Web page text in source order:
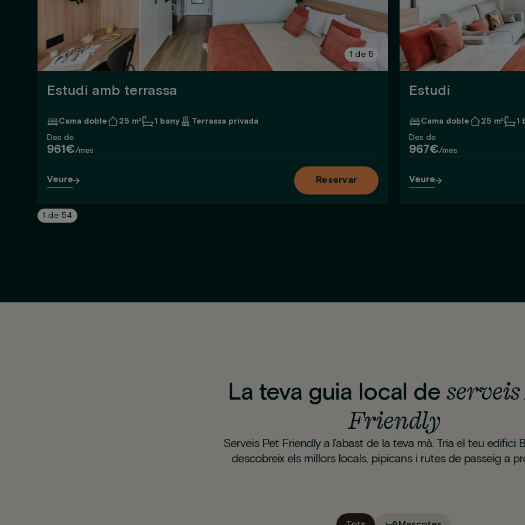
1 de 5
Estudi amb terrassa
Cama doble 25 m² 1 bany
Terrassa privada
Des de
961€/mes
Veure Reservar
Estudi
Cama doble 25 m² 1
Des de
967€/mes
Veure
1 de 54
La teva guia local de
Friendly
Serveis Pet Friendly a l’abast de la teva mà. Tria el teu edifici
descobreix els millors locals, pipicans i rutes de passeig a